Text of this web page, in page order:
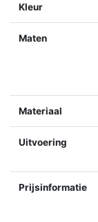
Kleur
Maten
Materiaal
Uitvoering
Prijsinformatie